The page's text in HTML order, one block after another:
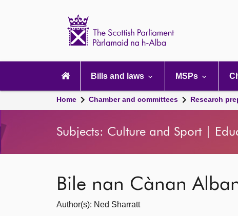
navigation
Bills and laws MSPs
Home Chamber and committees Research
Subjects: Culture and Sport |
Bile nan Cànan
Author(s): Ned Sharratt